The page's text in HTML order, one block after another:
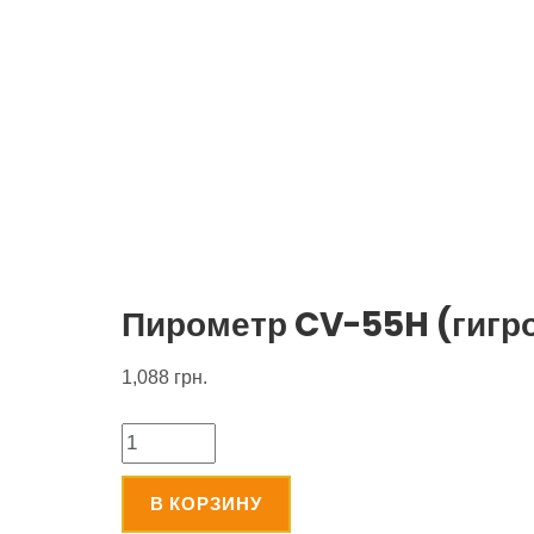
Пирометр CV-55H
1,088 грн.
Количество
В КОРЗИНУ